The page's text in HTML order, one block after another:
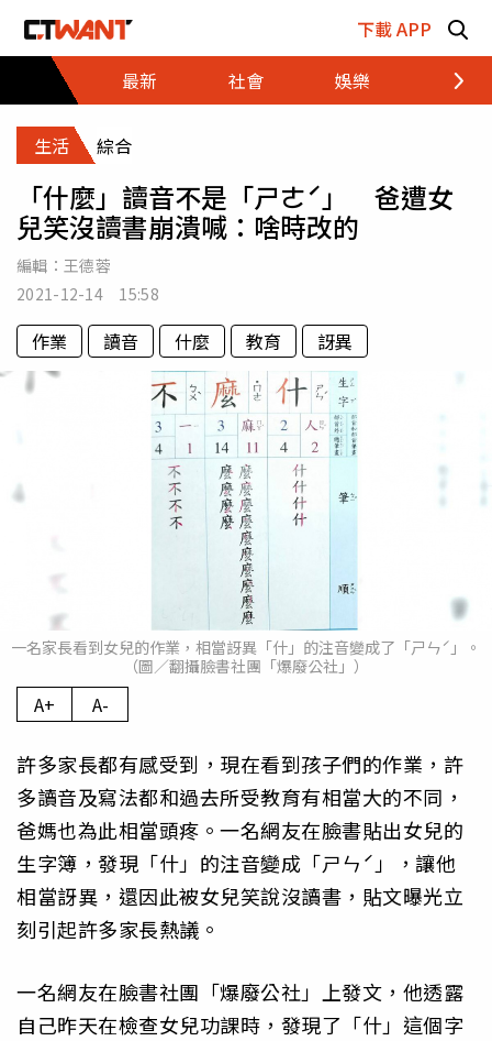
下載 APP
最新
社會 娛樂 財經
生活 綜合
「什麼」讀音不是「ㄕㄜˊ」 爸遭女
兒笑沒讀書崩潰喊：啥時改的
編輯： 王德蓉
2021-12-14 15:58
作業 讀音 什麼 教育 訝異
一名家長看到女兒的作業，相當訝異「什」的注音變成了「ㄕㄣˊ」。
（圖／翻攝臉書社團「爆廢公社」）
A+ A-
許多家長都有感受到，現在看到孩子們的作業，許
多讀音及寫法都和過去所受教育有相當大的不同，
爸媽也為此相當頭疼。一名網友在臉書貼出女兒的
生字簿，發現「什」的注音變成「ㄕㄣˊ」，讓他
相當訝異，還因此被女兒笑說沒讀書，貼文曝光立
刻引起許多家長熱議。
一名網友在臉書社團「爆廢公社」上發文，他透露
自己昨天在檢查女兒功課時，發現了「什」這個字